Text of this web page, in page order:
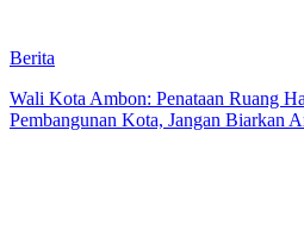
Berita
Wali Kota Ambon: Penataan Ruang
Pembangunan Kota, Jangan Biarkan